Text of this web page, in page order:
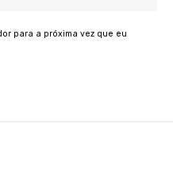
para a próxima vez que eu